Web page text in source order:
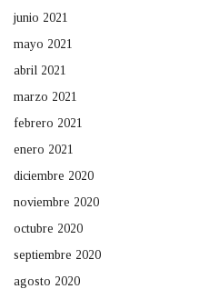
junio 2021
mayo 2021
abril 2021
marzo 2021
febrero 2021
enero 2021
diciembre 2020
noviembre 2020
octubre 2020
septiembre 2020
agosto 2020